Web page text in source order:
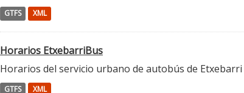
GTFS XML
Horarios EtxebarriBus
Horarios del servicio urbano de autobús de Etxebarri
GTFS XML